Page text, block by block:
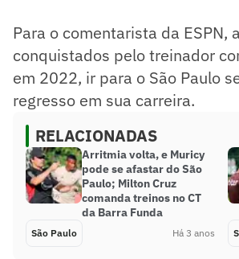
Para o comentarista da ESPN,
conquistados pelo treinador
em 2022, ir para o São Paulo
regresso em sua carreira.
RELACIONADAS
Arritmia volta, e Muricy
pode se afastar do São
Paulo; Milton Cruz
comanda treinos no CT
da Barra Funda
São Paulo Há 3 anos